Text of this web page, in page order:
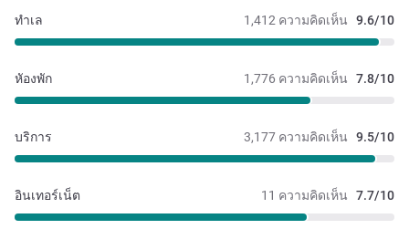
1,412 ความคิดเห็น 9.6/10
ทำเล
1,776 ความคิดเห็น 7.8/10
หัองพัก
3,177 ความคิดเห็น 9.5/10
บริการ
11 ความคิดเห็น 7.7/10
อินเทอร์เน็ต